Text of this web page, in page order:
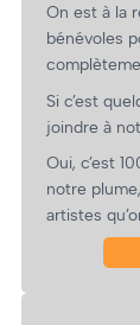
On est à la
bénévoles
Si c’est
joindre à
Oui, c’est
notre
artistes